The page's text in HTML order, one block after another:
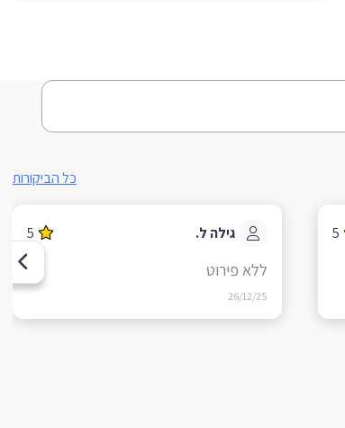
כל הביקורות
5 גילה ל. 5
ללא פירוט
26/12/25